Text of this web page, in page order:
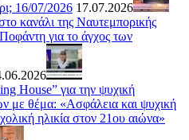
16/07/2026 17.07.2026
κανάλι της Ναυτεμπορικής
για το άγχος των
House” για την ψυχική
με θέμα: «Ασφάλεια και ψυχική
ηλικία στον 21ου αιώνα»